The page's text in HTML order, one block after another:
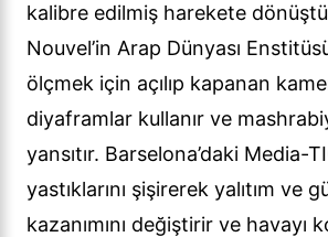
kalibre edilmiş harekete
Nouvel’in Arap Dünyası
ölçmek için açılıp kapanan
diyaframlar kullanır ve
yansıtır. Barselona’daki Media-
yastıklarını şişirerek yalıtım ve
kazanımını değiştirir ve havayı